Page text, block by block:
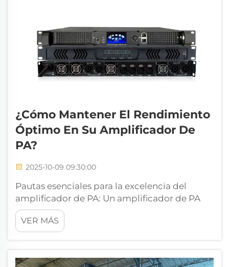
¿Cómo Mantener El Rendimiento
Óptimo En Su Amplificador De
PA?
2025-10-09 09:30:00
Pautas esenciales para la excelencia del
amplificador de PA: Un amplificador de PA
bien mantenido constituye la base de
cualquier sistema de sonido profesional. Ya
sea que administre un recinto de conciertos,
corporativos, el amplificador de PA...
VER MÁS